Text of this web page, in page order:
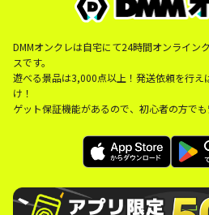
DMMオンクレは自宅にて24時間オンライン
スです。
遊べる景品は3,000点以上！発送依頼を行え
け！
ゲット保証機能があるので、初心者の方でも